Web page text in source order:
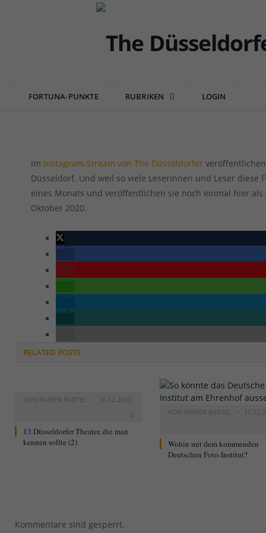
FORTUNA-PUNKTE RUBRIKEN LOGIN
Im Instagram-Stream von The Düsseldorfer
Düsseldorf. Und weil so viele Leserinnen und Leser diese
eines Monats und veröffentlichen sie noch einmal hier
Oktober 2020.
RELATED POSTS
VON RAINER BARTEL
16.12.2022
0
13 Düsseldorfer Theater, die man
kennen sollte (2)
VON RAINER BARTEL
Wohin mit dem kommenden
Deutschen Foto-Institut?
Kommentare sind gesperrt.